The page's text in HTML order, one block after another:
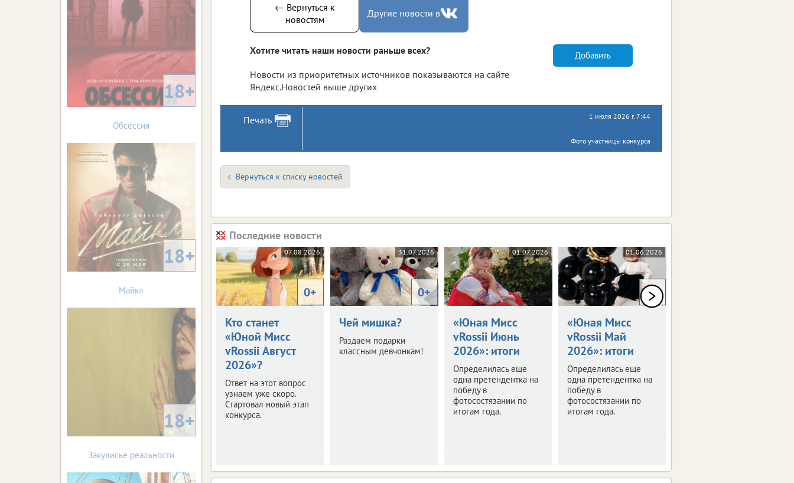
← Вернуться к
новостям
Другие новости в
Хотите читать наши новости раньше всех?
Новости из приоритетных источников показываются на сайте
Яндекс.Новостей выше других
Добавить
Печать 1 июля 2026 г. 7:44
Фото участницы конкурса
Вернуться к списку новостей
Последние новости
07.08.2026
0+
Кто станет
«Юной Мисс
vRossii Август
2026»?
Ответ на этот вопрос
узнаем уже скоро.
Стартовал новый этап
конкурса.
31.07.2026
0+
Чей мишка?
Раздаем подарки
классным девчонкам!
01.07.2026
«Юная Мисс
vRossii Июнь
2026»: итоги
Определилась еще
одна претендентка на
победу в
фотосостязании по
итогам года.
01.06.2026
0+
«Юная Мисс
vRossii Май
2026»: итоги
Определилась еще
одна претендентка на
победу в
фотосостязании по
итогам года.
18+
Обсессия
18+
Майкл
18+
Закулисье реальности